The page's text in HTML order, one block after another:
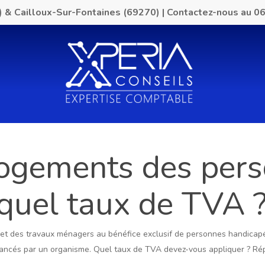
& Cailloux-Sur-Fontaines (69270) | Contactez-nous au
des
taux de TVA
des travaux ménagers au bénéfice exclusif de personnes
par un organisme. Quel taux de TVA devez-vous appliquer ?